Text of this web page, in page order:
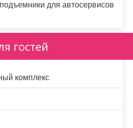
для автосервисов
гостей
комплекс